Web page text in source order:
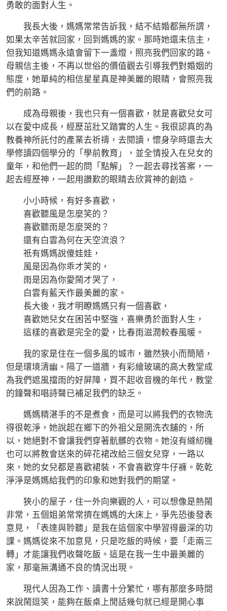
勇敢的面對人生。
我長大後，媽媽常常告訴我，結不結婚都無所謂，
如果太辛苦就回家，回到媽媽的家。那時她還未信主，
但我知道媽媽永遠會留下一盞燈，照亮我們回家的路。
母親信主後，不再以世俗的價值觀去引導我們對婚姻的
態度，她單純的相信星星真是神美麗的眼睛，會照亮我
們的前路。
成為母親後，我也只有一個喜歡，就是喜歡兒女可
以在愛中成長，經歷茁壯又踏實的人生。我很認真的為
教養神所託付的產業去祈禱，去閱讀，懷身孕時還去大
學修讀四個學分的「學前教育」，並全情投入在兒女的
童年，和他們一起的問「點解」？一起去尋找答案，一
起去經歷神，一起用讚歎的眼睛去欣賞神的創造。
小小時候，有好多喜歡，
喜歡聽風是怎麼笑的？
喜歡聽雨是怎麼哭的？
還有白雲為何在天空流浪？
祇有媽媽說傻娃娃，
風是因為你乖才笑的，
雨是因為你愛鬧才哭了，
白雲有藍天作最美麗的家。
長大後，我才明瞭媽媽只有一個喜歡，
喜歡她兒女在困苦中堅強，喜樂勇於面對人生，
這樣的喜歡是完全的愛，比春雨滋潤較春風暖。
我的家是住在一個多風的城市，雖然狹小而簡陋，
但是環境清幽。隔了一道牆，有彩繪玻璃的高大教堂成
為我們遮風擋雨的好屏障，買不起收音機的年代，教堂
的鐘聲和唱詩聲已補足我們的缺乏。
媽媽精湛手的不是煮食，而是可以將我們的衣物洗
得很乾淨，她說起在鄉下的外祖父是開洗衣舖的，所
以，她絕對不會讓我們穿著骯髒的衣物。她沒有縫紉機
也可以將教會送來的碎花裙改給三個女兒穿，一路以
來，她的女兒都是喜歡裙裝，不會喜歡穿牛仔褲。乾乾
淨淨是媽媽給我們的印象和她對我們的期望。
狹小的屋子，住一外向樂觀的人，可以想像是熱鬧
非常，五個姐弟常常擠在媽媽的大床上，爭先恐後發表
意見，「表達與聆聽」是我在這個家中學習得最深的功
課。媽媽從來不加意見，只是吃飯的時候，要「走兩三
轉」才能讓我們收聲吃飯。這是在我一生中最美麗的
家，那毫無溝通不良的情況出現。
現代人因為工作、讀書十分繁忙，哪有那麼多時間
來說鬧逗笑，能夠在飯桌上閒話幾句就已經是開心事